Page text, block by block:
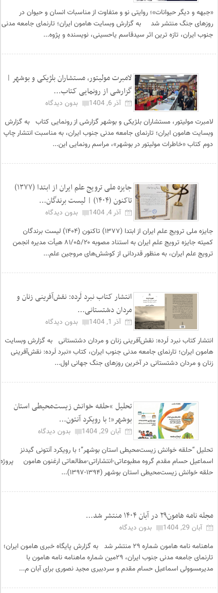
«جبهه و دیگر حیوانات»؛ روایتی نو و متفاوت از مناسبات انسان و حیوان در
روزهای جنگ منتشر شد به گزارش وبسایت هامون ایران؛ تارنمای جامعه مدنی
جنوب ایران، تازه ترین اثر سیدقاسم یاحسینی، نویسنده و پژوه...
لامبرت مولیتور، مستشاران بلژیکی و بوشهر |
گزارشی از رونمایی کتاب...
آذر 6, 1404
بدون دیدگاه
لامبرت مولیتور، مستشاران بلژیکی و بوشهر گزارشی از رونمایی کتاب به گزارش
وبسایت هامون ایران؛ تارنمای جامعه مدنی جنوب ایران، به مناسبت انتشار چاپ
دوم کتاب «خاطرات مولیتور در بوشهر»، مراسم رونمایی این...
جایزه ملی ترویج علم ایران از ابتدا (۱۳۷۷)
تاکنون (۱۴۰۴) | لیست برندگان...
آذر 4, 1404
بدون دیدگاه
جایزه ملی ترویج علم ایران از ابتدا (۱۳۷۷) تاکنون (۱۴۰۴) لیست برندگان
کمیته جایزه ترویج علم ایران به استناد مصوبه ۸۱/۰۵/۲۰ هیأت مدیره انجمن
ترویج علم ایران، به منظور قدردانی از کوشش‌های مروجین علم...
انتشار کتاب نبرد لَرده: نقش‌آفرینی زنان و
مردان دشتستانی...
آذر 1, 1404
بدون دیدگاه
انتشار کتاب نبرد لَرده: نقش‌آفرینی زنان و مردان دشتستانی به گزارش وبسایت
هامون ایران؛ تارنمای جامعه مدنی جنوب ایران، کتاب «نبرد لَرده: نقش‌آفرینی
زنان و مردان دشتستانی در آخرین روزهای جنگ جهانی اول...
تحلیل “حلقه خوانش زیست‌محیطی استان
بوشهر”؛ با رویکرد آنتون...
آبان 29, 1404
بدون دیدگاه
تحلیل “حلقه خوانش زیست‌محیطی استان بوشهر”؛ با رویکرد آنتونی گیدنز
اسماعیل حسام مقدم گروه مطبوعاتی-انتشاراتی-مطالعاتی ارغنون هامون پروژه
حلقه خوانش زیست‌محیطی استان بوشهر (۱۳۹۴-۱۳۹۷)...
مجله نامه هامون۲۹ در آبان ۱۴۰۴ منتشر شد...
آبان 29, 1404
بدون دیدگاه
ماهنامه نامه هامون شماره ۲۹ منتشر شد به گزارش پایگاه خبری هامون ایران؛
تارنمای جامعه مدنی جنوب ایران، ۲۹مین شماره ماهنامه نامه هامون با
مدیرمسوولی اسماعیل حسام مقدم و سردبیری مجید نصوری برای آبان م...